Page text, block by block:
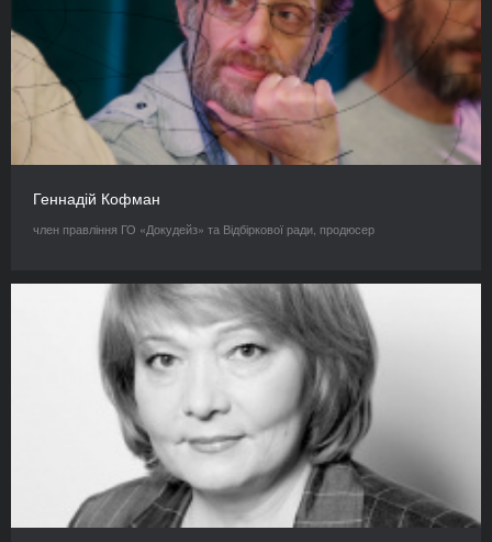
Геннадій Кофман
член правління ГО «Докудейз» та Відбіркової ради, продюсер